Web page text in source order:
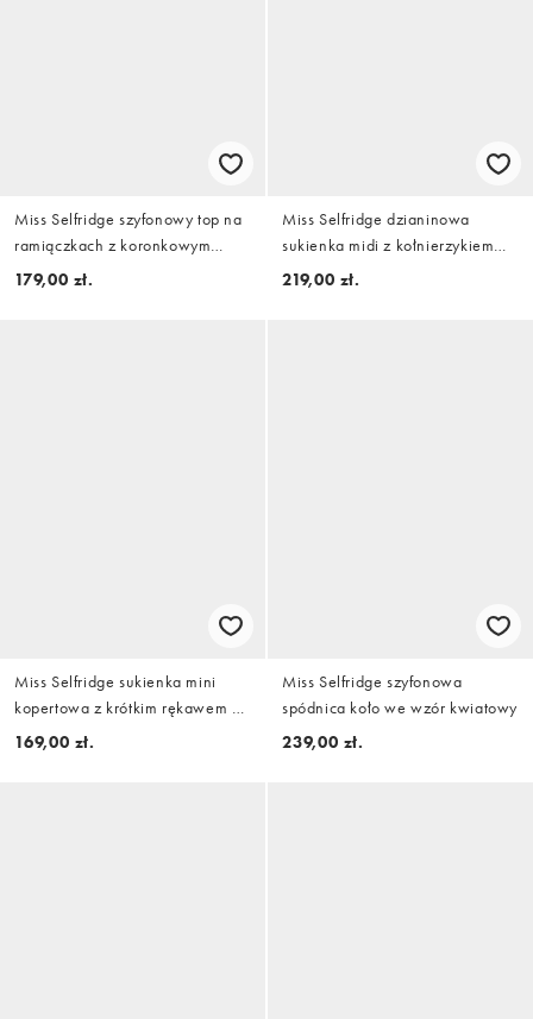
Miss Selfridge szyfonowy top na
ramiączkach z koronkowym
wykończeniem i wiązaniem z
179,00 zł.
Miss Selfridge dzianinowa
sukienka midi z kołnierzykiem
mandarynkowym i wiązaniem z
219,00 zł.
Miss Selfridge sukienka mini
kopertowa z krótkim rękawem w
kolorze brązowym
169,00 zł.
Miss Selfridge szyfonowa
spódnica koło we wzór kwiatowy
239,00 zł.